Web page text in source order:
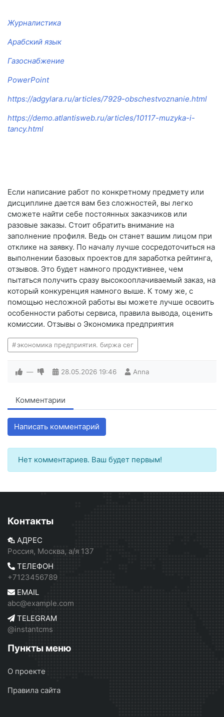
Журналистика
Арабский язык
Газоснабжение
PowerPoint
https://adgylara.ru/articles/7929-obschestvoznanie.html
https://demo.atlantisweb.ru/articles/10117-muzyka-i-
tancy.html
Если написание работ по конкретному предмету или
дисциплине дается вам без сложностей, вы легко
сможете найти себе постоянных заказчиков или
разовые заказы. Стоит обратить внимание на
заполнение профиля. Ведь он станет вашим лицом при
отклике на заявку. По началу лучше сосредоточиться на
выполнении базовых проектов для заработка рейтинга,
отзывов. Это будет намного продуктивнее, чем
пытаться получить сразу высокооплачиваемый заказ, на
который конкуренция намного выше. К тому же, с
помощью несложной работы вы можете лучше освоить
особенности работы сервиса, правила вывода, оценить
комиссии. Отзывы о Экономика предприятия
экономика предприятия. биржа сег
— 28.05.2026 19:46 Anna
Комментарии
Написать комментарий
Нет комментариев. Ваш будет первым!
Контакты
АДРЕС
Россия, Москва, а/я 137
ТЕЛЕФОН
+7123456789
EMAIL
abc@example.com
TELEGRAM
@instantcms
Пункты меню
О проекте
Правила сайта